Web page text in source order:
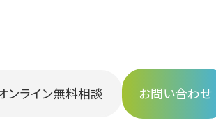
E. Rd., Zhongshan Dist., Taipei City
ンライン無料相談 お問い合わせ